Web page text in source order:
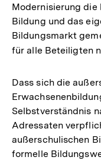
der
Modernisierung
Bildung und das
Bildungsmarkt
für alle Beteiligten
Dass sich die
Selbstverständnis
Adressaten
außerschulischen
formelle